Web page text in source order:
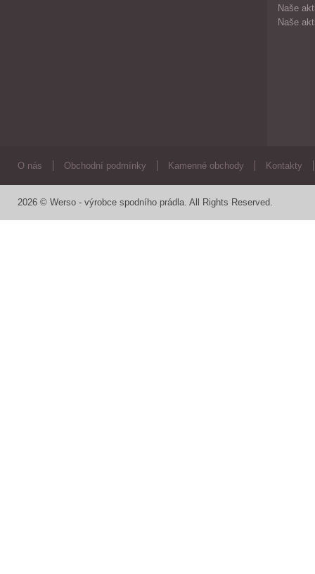
Naše
Naše
O nás Obchodní podmínky Kamenné obchody Kontakty
2026 © Werso - výrobce spodního prádla. All Rights Reserved.